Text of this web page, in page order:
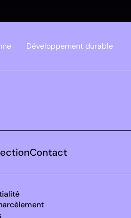
Développement durable
Contact